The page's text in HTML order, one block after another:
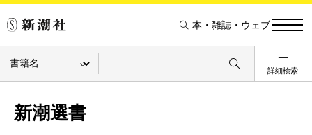
本・雑誌・ウェブ
詳細検索
新潮選書